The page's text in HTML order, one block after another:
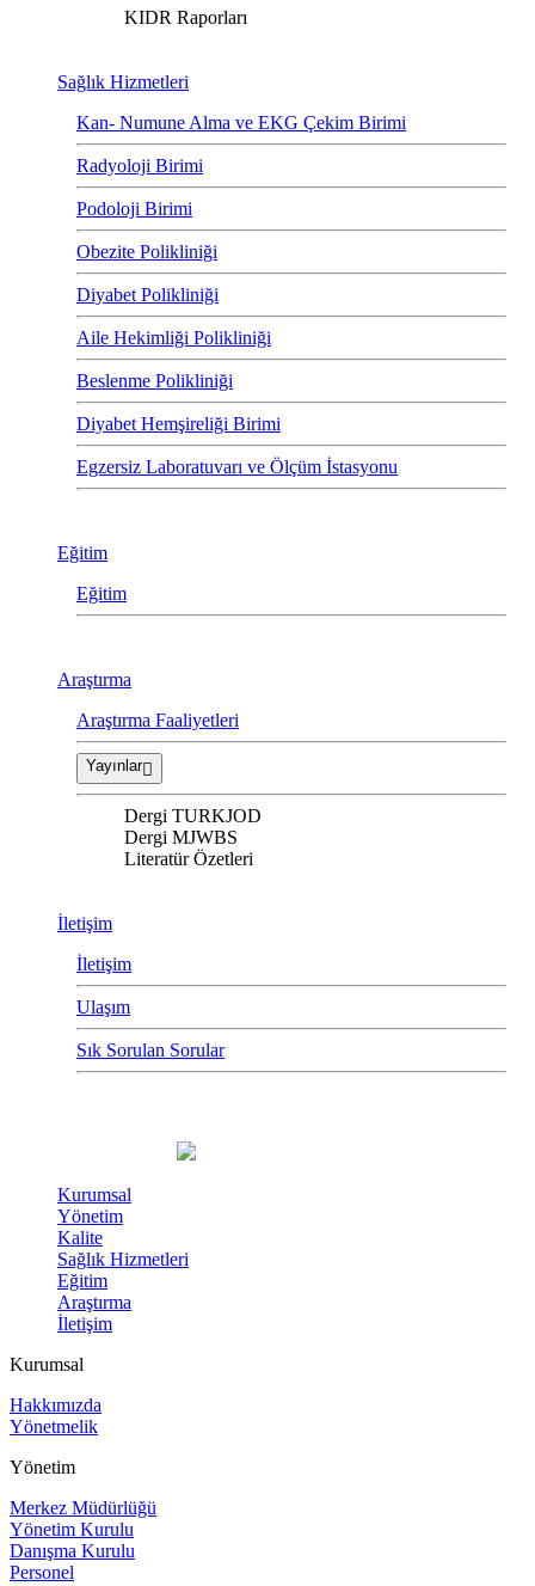
KIDR Raporları
Sağlık Hizmetleri
Kan- Numune Alma ve EKG Çekim Birimi
Radyoloji Birimi
Podoloji Birimi
Obezite Polikliniği
Diyabet Polikliniği
Aile Hekimliği Polikliniği
Beslenme Polikliniği
Diyabet Hemşireliği Birimi
Egzersiz Laboratuvarı ve Ölçüm İstasyonu
Eğitim
Eğitim
Araştırma
Araştırma Faaliyetleri
Yayınlar
Dergi TURKJOD
Dergi MJWBS
Literatür Özetleri
İletişim
İletişim
Ulaşım
Sık Sorulan Sorular
Kurumsal
Yönetim
Kalite
Sağlık Hizmetleri
Eğitim
Araştırma
İletişim
Kurumsal
Hakkımızda
Yönetmelik
Yönetim
Merkez Müdürlüğü
Yönetim Kurulu
Danışma Kurulu
Personel